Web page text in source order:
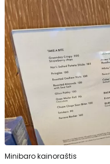
Minibaro kainoraštis